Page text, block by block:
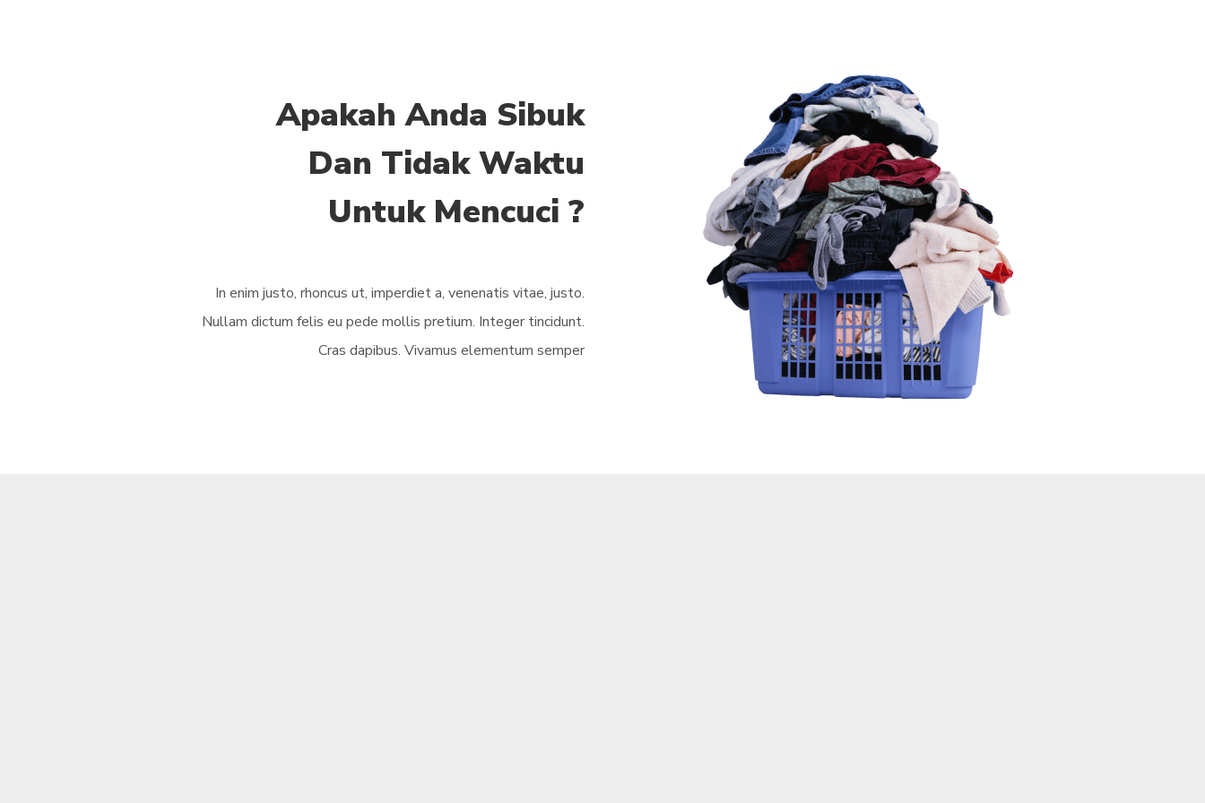
Apakah Anda Sibuk
Dan Tidak Waktu
Untuk Mencuci ?
In enim justo, rhoncus ut, imperdiet a, venenatis vitae, justo.
Nullam dictum felis eu pede mollis pretium. Integer tincidunt.
Cras dapibus. Vivamus elementum semper